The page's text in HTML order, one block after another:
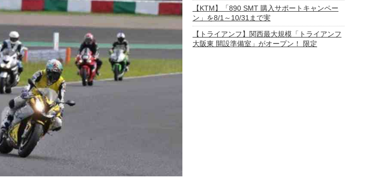
【KTM】「890 SMT 購入サポートキャンペー
ン」を8/1～10/31まで実
【トライアンフ】関西最大規模「トライアンフ
大阪東 開設準備室」がオープン！ 限定